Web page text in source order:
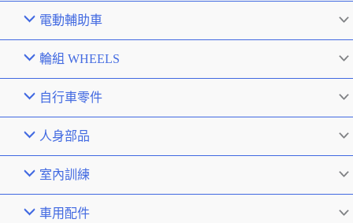
電動輔助車
輪組 WHEELS
自行車零件
人身部品
室內訓練
車用配件